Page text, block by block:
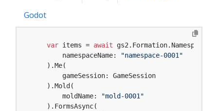
Godot
var items = await gs2.Formation.Namespace(
        namespaceName:
"namespace-0001"
    ).Me(
        gameSession: GameSession
    ).Mold(
        moldName:
"mold-0001"
    ).FormsAsync(